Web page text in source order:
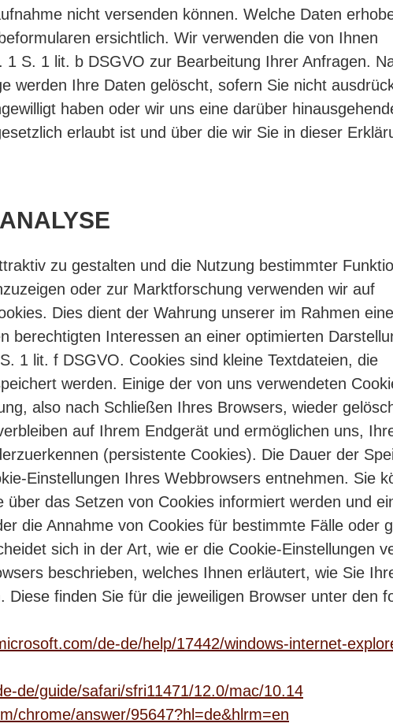
nicht versenden können. Welche Daten
ersichtlich. Wir verwenden die von Ihnen
S. 1 lit. b DSGVO zur Bearbeitung Ihrer Anfragen.
werden Ihre Daten gelöscht, sofern Sie nicht
haben oder wir uns eine darüber
erlaubt ist und über die wir Sie in dieser
zu gestalten und die Nutzung bestimmter
oder zur Marktforschung verwenden wir auf
Dies dient der Wahrung unserer im Rahmen
berechtigten Interessen an einer optimierten
1 lit. f DSGVO. Cookies sind kleine Textdateien, die
werden. Einige der von uns verwendeten
also nach Schließen Ihres Browsers, wieder
auf Ihrem Endgerät und ermöglichen uns,
(persistente Cookies). Die Dauer der
Einstellungen Ihres Webbrowsers entnehmen. Sie
das Setzen von Cookies informiert werden und
die Annahme von Cookies für bestimmte Fälle oder
sich in der Art, wie er die Cookie-Einstellungen
beschrieben, welches Ihnen erläutert, wie Sie
Diese finden Sie für die jeweiligen Browser unter den
de-de/help/17442/windows-internet-
de/guide/safari/sfri11471/12.0/mac/10.14
chrome/answer/95647?hl=de&hlrm=en